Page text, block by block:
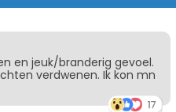
en jeuk/branderig gevoel.
verdwenen. Ik kon mn